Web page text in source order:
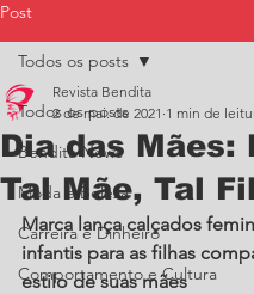
Post
Todos os posts
Bendita News
Moda e Beleza
Carreira e Dinheiro
Comportamento e Cultura
Todos os posts
Dia das Mães:
Tal Mãe, Tal
Revista Bendita
2 de mai. de 2021 1 min de
Marca lança calçados
infantis para as filhas
estilo de suas mães